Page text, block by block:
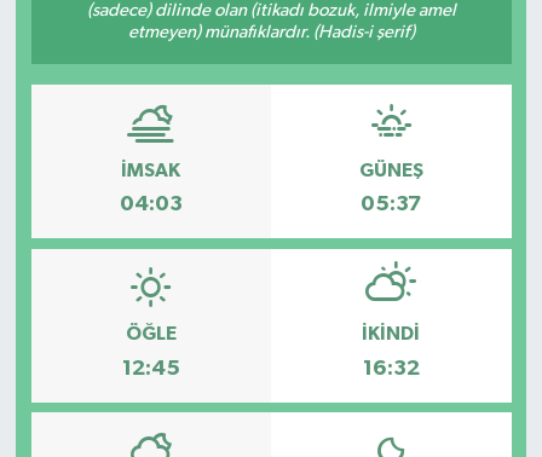
(sadece) dilinde olan (itikadı bozuk, ilmiyle amel
etmeyen) münafıklardır. (Hadis-i şerif)
İMSAK
04:03
GÜNEŞ
05:37
ÖĞLE
12:45
İKINDI
16:32